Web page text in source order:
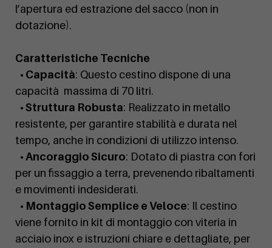
l’apertura ed estrazione del sacco (non in
dotazione).
Caratteristiche Tecniche
• Capacità: Questo cestino dispone di una
capacità massima di 70 litri.
• Struttura Robusta: Realizzato in metallo
resistente, per garantire stabilità e durata nel
tempo, anche in condizioni di utilizzo intenso.
• Ancoraggio Sicuro: Dotato di piastra con fori
per un fissaggio a terra, prevenendo ribaltamenti
e movimenti indesiderati.
• Montaggio Semplice e Veloce: Il cestino
viene fornito in kit di montaggio con viteria in
acciaio inox e istruzioni chiare e dettagliate, per